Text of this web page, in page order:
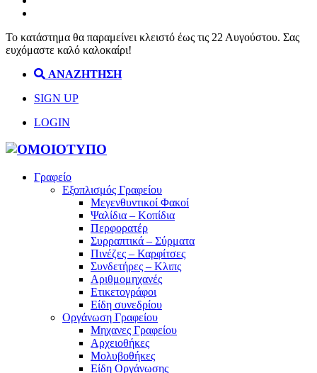
Το κατάστημα θα παραμείνει κλειστό έως τις 22 Αυγούστου. Σας
ευχόμαστε καλό καλοκαίρι!
ΑΝΑΖΗΤΗΣΗ
SIGN UP
LOGIN
Γραφείο
Εξοπλισμός Γραφείου
Μεγενθυντικοί Φακοί
Ψαλίδια – Κοπίδια
Περφορατέρ
Συρραπτικά – Σύρματα
Πινέζες – Καρφίτσες
Συνδετήρες – Κλιπς
Αριθμομηχανές
Ετικετογράφοι
Είδη συνεδρίου
Οργάνωση Γραφείου
Μηχανες Γραφείου
Αρχειοθήκες
Μολυβοθήκες
Είδη Οργάνωσης